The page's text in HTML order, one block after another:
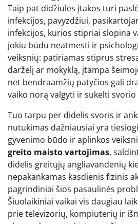
Taip pat didžiulės įtakos turi
infekcijos, pavyzdžiui,
infekcijos, kurios stipriai slopina
jokiu būdu neatmesti ir
veiksnių: patiriamas stiprus
darželį ar mokyklą, įtampa
net bendraamžių patyčios gali
vaiko norą valgyti ir sukelti
Tuo tarpu per didelis svoris ir
nutukimas dažniausiai yra
gyvenimo būdo ir aplinkos
greito maisto vartojimas,
didelis greitųjų angliavandenių
nepakankamas kasdienis fizinis
pagrindiniai šios pasaulinės
Šiuolaikiniai vaikai vis daugiau
prie televizorių, kompiuterių ir